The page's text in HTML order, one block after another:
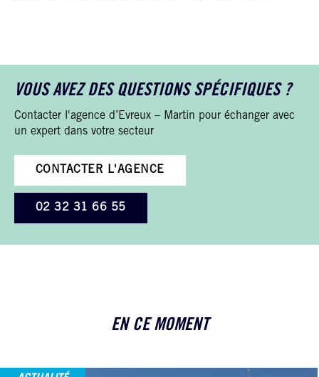
VOUS AVEZ DES QUESTIONS SPÉCIFIQUES ?
Contacter l'agence d’Evreux – Martin pour échanger avec
un expert dans votre secteur
CONTACTER L'AGENCE
02 32 31 66 55
EN CE MOMENT